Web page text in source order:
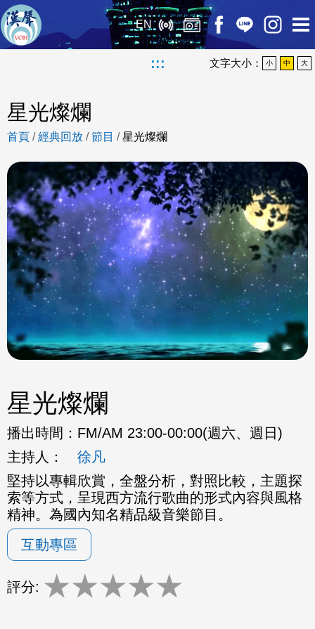
EN
::: 文字大小： 小 中 大
星光燦爛
首頁 /經典回放 /節目 /星光燦爛
星光燦爛
播出時間： FM/AM 23:00-00:00(週六、週日)
主持人：
徐凡
堅持以專輯欣賞，全盤分析，對照比較，主題探
索等方式，呈現西方流行歌曲的形式內容與風格
精神。為國內知名精品級音樂節目。
互動專區
評分: ★★★★★